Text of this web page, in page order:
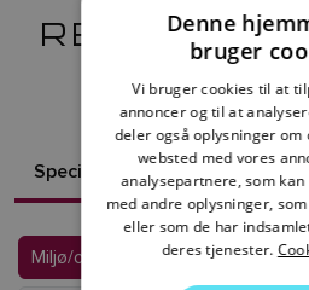
Specifikationer Hvad er der
Miljø/omgivelser
Denne
bruger
Vi bruger cookies til at
annoncer og til at
deler også oplysninger om
websted med vores
analysepartnere, som
med andre oplysninger,
eller som de har
deres tjenester.